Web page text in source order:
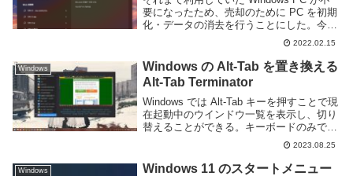
要になったため、売却のために PC を初期
化・データの消去を行うことにした。今の
Windows には初期化用のプログラムも用
意されているため、簡単に PC を初期化す
ることができる。このペー...
2022.02.15
Windows
Windows の Alt-Tab を置き換える
Alt-Tab Terminator
Windows では Alt-Tab キーを押すことで現
在起動中のウインドウ一覧を表示し、切り
替えることができる。キーボードのみで操
作できるため便利な機能ではあるが、起動
中のウインドウのサムネイルが全て並ぶた
め一覧性が悪く、大量のウインドウ...
2023.08.25
Windows
Windows 11 のスタートメニュー